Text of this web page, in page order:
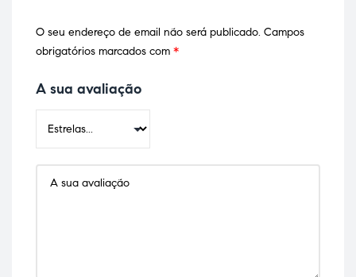
O seu endereço de email não será publicado. Campos
obrigatórios marcados com *
A sua avaliação